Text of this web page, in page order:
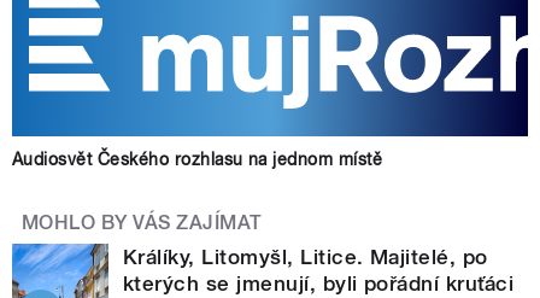
Audiosvět Českého rozhlasu na jednom místě
MOHLO BY VÁS ZAJÍMAT
Králíky, Litomyšl, Litice. Majitelé, po
kterých se jmenují, byli pořádní kruťáci